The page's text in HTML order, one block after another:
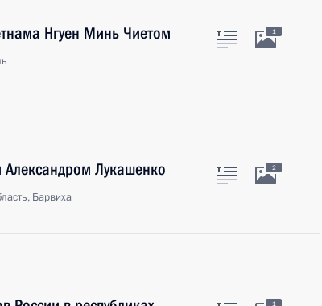
Нгуен Минь Чиетом 1
Александром Лукашенко
Барвиха
2
1